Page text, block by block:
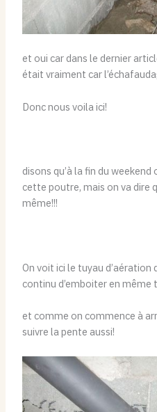
et oui car dans le dernier
était vraiment car
Donc nous voila ici!
disons qu’à la fin du
cette poutre, mais on va dire
même!!!
On voit ici le tuyau d’aération
continu d’emboiter en même
et comme on commence à
suivre la pente aussi!